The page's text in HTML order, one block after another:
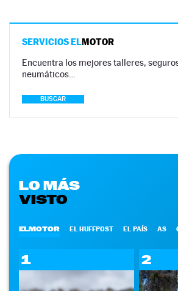
SERVICIOS ELMOTOR
Encuentra los mejores talleres,
neumáticos…
BUSCAR
LO MÁS
VISTO
ELMOTOR EL HUFFPOST EL PAÍS AS
1 2